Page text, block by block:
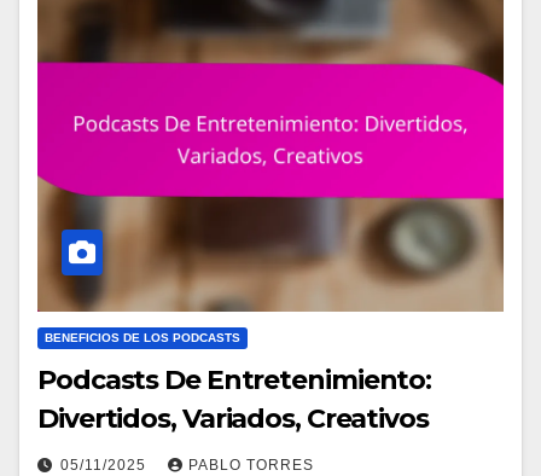
BENEFICIOS DE LOS PODCASTS
Podcasts De Entretenimiento:
Divertidos, Variados, Creativos
05/11/2025 PABLO TORRES